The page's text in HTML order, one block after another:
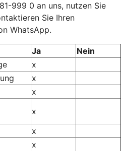
999 0 an uns, nutzen Sie
Sie Ihren
WhatsApp.
Ja
Nein
x
x
x
x
x
x